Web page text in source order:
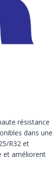
résistance
dans une
R32 et
et améliorent